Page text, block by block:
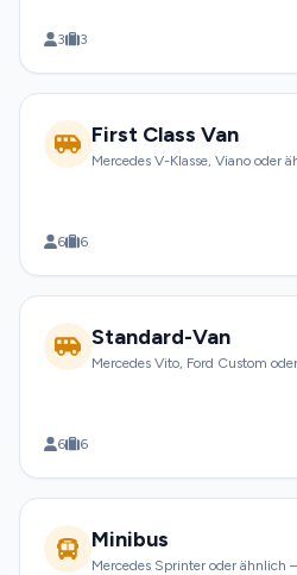
3 3
First Class Van
Mercedes V-Klasse, Viano oder
6 6
Standard-Van
Mercedes Vito, Ford Custom
6 6
Minibus
Mercedes Sprinter oder ähnlich